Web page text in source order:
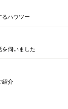
るハウツー
を伺いました
紹介